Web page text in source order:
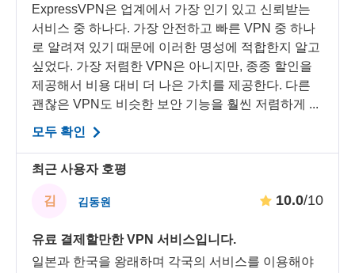
ExpressVPN은 업계에서 가장 인기 있고 신뢰받는
서비스 중 하나다. 가장 안전하고 빠른 VPN 중 하나
로 알려져 있기 때문에 이러한 명성에 적합한지 알고
싶었다. 가장 저렴한 VPN은 아니지만, 종종 할인을
제공해서 비용 대비 더 나은 가치를 제공한다. 다른
괜찮은 VPN도 비슷한 보안 기능을 훨씬 저렴하게 ...
모두 확인
최근 사용자 호평
김 김동원 10.0/10
유료 결제할만한 VPN 서비스입니다.
일본과 한국을 왕래하며 각국의 서비스를 이용해야